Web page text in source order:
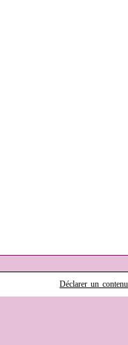
Déclarer un